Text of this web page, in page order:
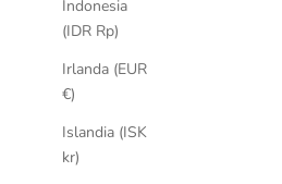
Indonesia
(IDR Rp)
Irlanda (EUR
€)
Islandia (ISK
kr)